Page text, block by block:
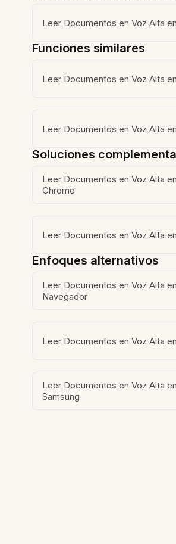
Leer Documentos en Voz Alta
Funciones similares
Leer Documentos en Voz Alta
Leer Documentos en Voz Alta
Soluciones
Leer Documentos en Voz Alta en
Chrome
Leer Documentos en Voz Alta
Enfoques alternativos
Leer Documentos en Voz Alta
Navegador
Leer Documentos en Voz Alta
Leer Documentos en Voz Alta en
Samsung